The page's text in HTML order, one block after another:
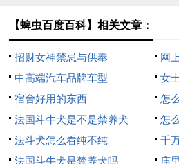
【蜱虫百度百科】相关文章：
招财女神禁忌与供奉
网
中高端汽车品牌车型
女
宿舍好用的东西
怎
法国斗牛犬是不是禁养犬
怎
法斗犬怎么看纯不纯
千
法国斗牛犬是禁养犬吗
庙